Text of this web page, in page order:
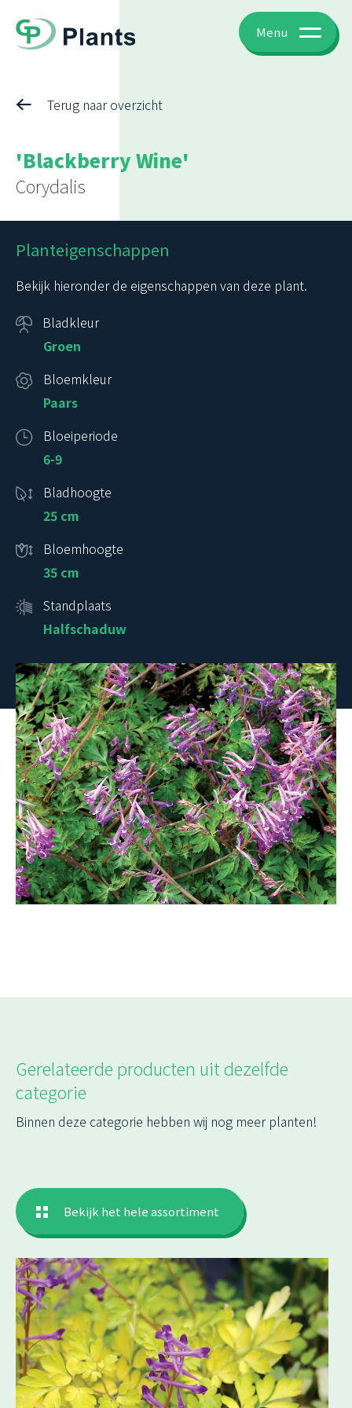
Menu
Terug naar overzicht
'Blackberry Wine'
Corydalis
Planteigenschappen
Bekijk hieronder de eigenschappen van deze plant.
Bladkleur
Groen
Bloemkleur
Paars
Bloeiperiode
6-9
Bladhoogte
25 cm
Bloemhoogte
35 cm
Standplaats
Halfschaduw
Gerelateerde producten uit dezelfde
categorie
Binnen deze categorie hebben wij nog meer planten!
Bekijk het hele assortiment